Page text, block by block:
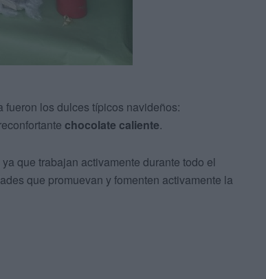
los dulces típicos navideños:
chocolate caliente.
ya que trabajan activamente durante todo el
que promuevan y fomenten activamente la